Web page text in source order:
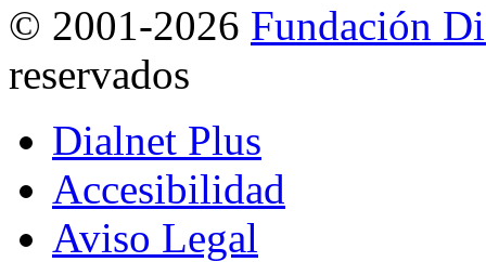
© 2001-2026 Fundación
reservados
Dialnet Plus
Accesibilidad
Aviso Legal